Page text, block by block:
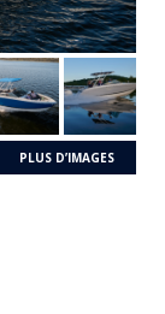
PLUS D’IMAGES